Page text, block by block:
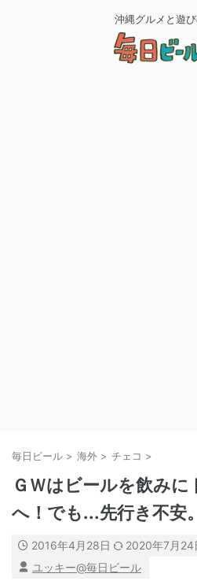
沖縄グルメと遊
毎日ビール > 海外 > チェコ >
ＧＷはビールを飲みに
へ！でも...先行き不安。
2016年4月28日
2020年7月24
ユッキー@毎日ビール